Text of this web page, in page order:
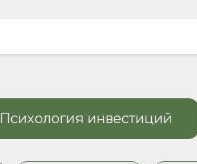
Психология инвестиций